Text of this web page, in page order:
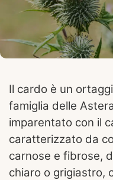
Il cardo è un
famiglia delle
imparentato con il
caratterizzato da
carnose e fibrose,
chiaro o grigiastro,